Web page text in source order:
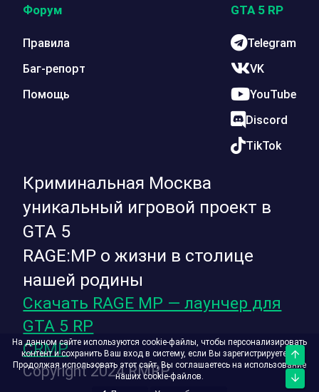
Криминальная Москва
уникальный игровой проект в
GTA 5
RAGE:MP о жизни в столице
нашей родины
Скачать RAGE MP — лаунчер для
GTA 5 RP
CRMP
Copyright 2024 RMRP
Форум
Правила
Баг-репорт
Помощь
GTA 5 RP
Telegram
VK
YouTube
Discord
TikTok
На данном сайте используются cookie-файлы, чтобы персонализировать
контент и сохранить Ваш вход в систему, если Вы зарегистрируетесь.
Продолжая использовать этот сайт, Вы соглашаетесь на использование
наших cookie-файлов.
Верх
Низ